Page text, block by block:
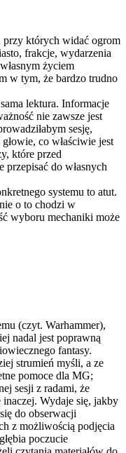
przy których widać ogrom
frakcje, wydarzenia
życiem
w tym, że bardzo trudno
lektura. Informacje
nie zawsze jest
sesję,
co właściwie jest
które przed
przepisać do własnych
systemu to atut.
o to chodzi w
wyboru mechaniki może
(czyt. Warhammer),
nadal jest poprawną
fantasy.
strumień myśli, a ze
pomoce dla MG;
sesji z radami, że
Wydaje się, jakby
do obserwacji
z możliwością podjęcia
poczucie